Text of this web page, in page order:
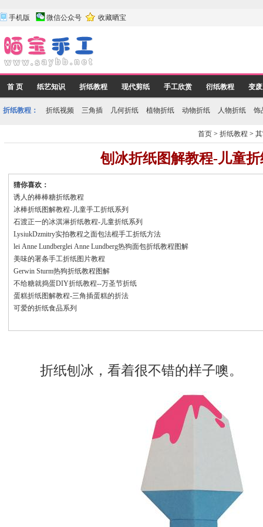
手机版 微信公众号 收藏晒宝
首 页 纸艺知识 折纸教程 现代剪纸 手工欣赏 衍纸教程 变
折纸教程： 折纸视频 三角插 几何折纸 植物折纸 动物折纸 人物折纸 饰
首页 >折纸教程 >
刨冰折纸图解教程-儿童
猜你喜欢：
诱人的棒棒糖折纸教程
冰棒折纸图解教程-儿童手工折纸系列
石渡正一的冰淇淋折纸教程-儿童折纸系列
LysiukDzmitry实拍教程之面包法棍手工折纸方法
lei Anne Lundberglei Anne Lundberg热狗面包折纸教程图解
美味的署条手工折纸图片教程
Gerwin Sturm热狗折纸教程图解
不给糖就捣蛋DIY折纸教程--万圣节折纸
蛋糕折纸图解教程-三角插蛋糕的折法
可爱的折纸食品系列
折纸刨冰，看着很不错的样子噢。